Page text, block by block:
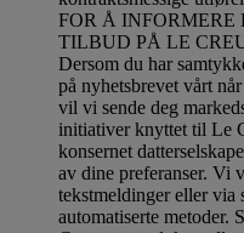
FOR Å INFORMERE
TILBUD PÅ LE
Dersom du har
på nyhetsbrevet vårt
vil vi sende deg
initiativer knyttet til Le
konsernet
av dine preferanser. Vi
tekstmeldinger eller via
automatiserte